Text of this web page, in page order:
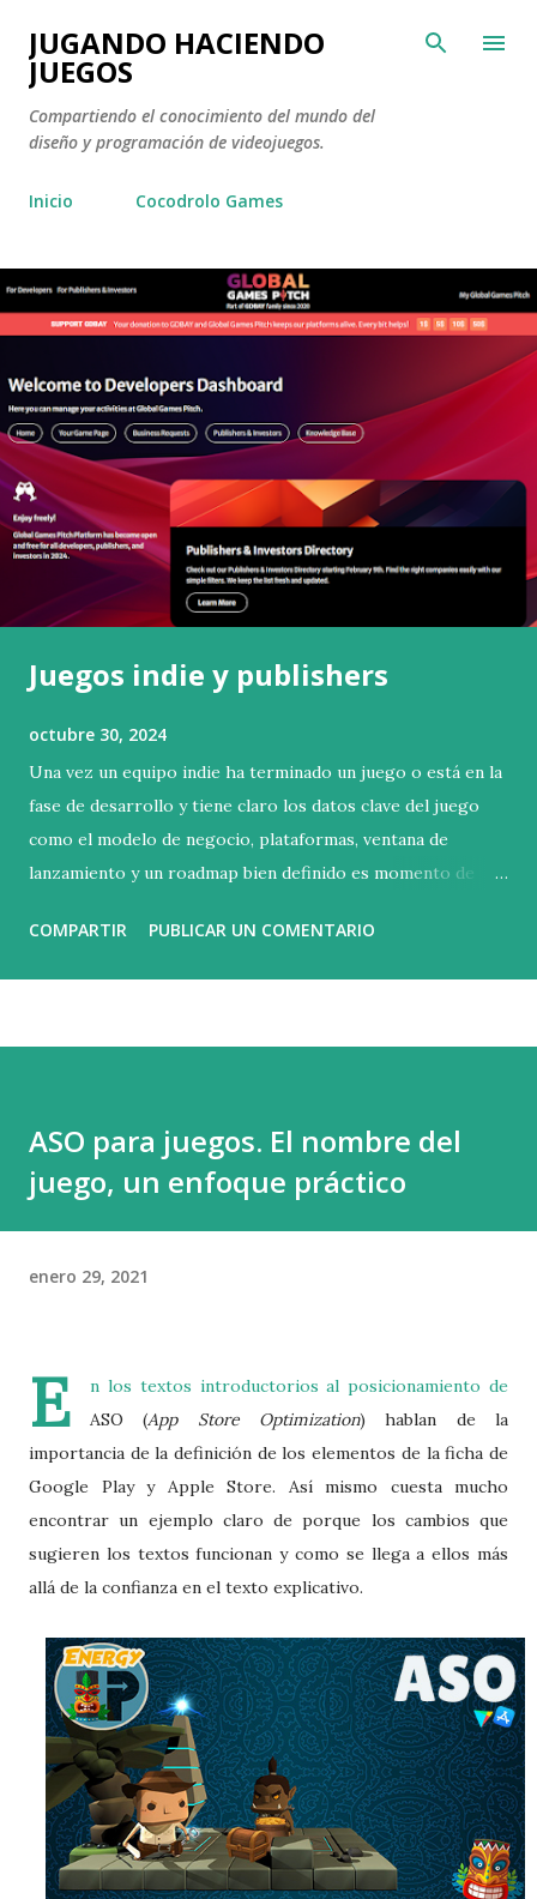
JUGANDO HACIENDO
JUEGOS
Compartiendo el conocimiento del mundo del
diseño y programación de videojuegos.
Inicio Cocodrolo Games
Juegos indie y publishers
octubre 30, 2024
Una vez un equipo indie ha terminado un juego o está en la
fase de desarrollo y tiene claro los datos clave del juego
como el modelo de negocio, plataformas, ventana de
lanzamiento y un roadmap bien definido es momento de
auto publicación es una opción, pero obliga al equipo a
puede ayudarte a lanzar y comercializar tu juego de manera
más efectiva. El punto clave para ello es evaluar lo que
devolver al publisher) y con que condiciones. El recoup (o
COMPARTIR PUBLICAR UN COMENTARIO
ASO para juegos. El nombre del
juego, un enfoque práctico
enero 29, 2021
E
n los textos introductorios al posicionamiento de
ASO (App Store Optimization) hablan de la
importancia de la definición de los elementos de la ficha de
Google Play y Apple Store. Así mismo cuesta mucho
encontrar un ejemplo claro de porque los cambios que
sugieren los textos funcionan y como se llega a ellos más
allá de la confianza en el texto explicativo.